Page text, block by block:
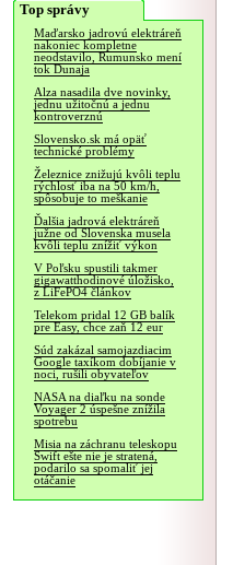
Top správy
Maďarsko jadrovú elektráreň
nakoniec kompletne
neodstavilo, Rumunsko mení
tok Dunaja
Alza nasadila dve novinky,
jednu užitočnú a jednu
kontroverznú
Slovensko.sk má opäť
technické problémy
Železnice znižujú kvôli teplu
rýchlosť iba na 50 km/h,
spôsobuje to meškanie
Ďalšia jadrová elektráreň
južne od Slovenska musela
kvôli teplu znížiť výkon
V Poľsku spustili takmer
gigawatthodinové úložisko,
z LiFePO4 článkov
Telekom pridal 12 GB balík
pre Easy, chce zaň 12 eur
Súd zakázal samojazdiacim
Google taxíkom dobíjanie v
noci, rušili obyvateľov
NASA na diaľku na sonde
Voyager 2 úspešne znížila
spotrebu
Misia na záchranu teleskopu
Swift ešte nie je stratená,
podarilo sa spomaliť jej
otáčanie